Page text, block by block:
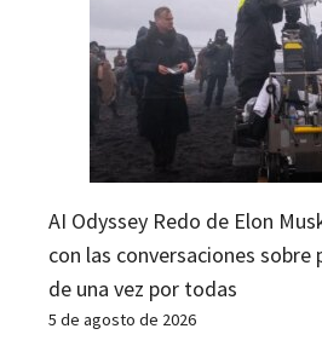
AI Odyssey Redo de Elon
con las conversaciones sobre
de una vez por todas
5 de agosto de 2026